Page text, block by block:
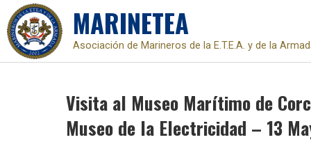
MARINETEA
Asociación de Marineros de la E.T.E.A. y de la
Visita al Museo Marítimo de
Museo de la Electricidad – 13